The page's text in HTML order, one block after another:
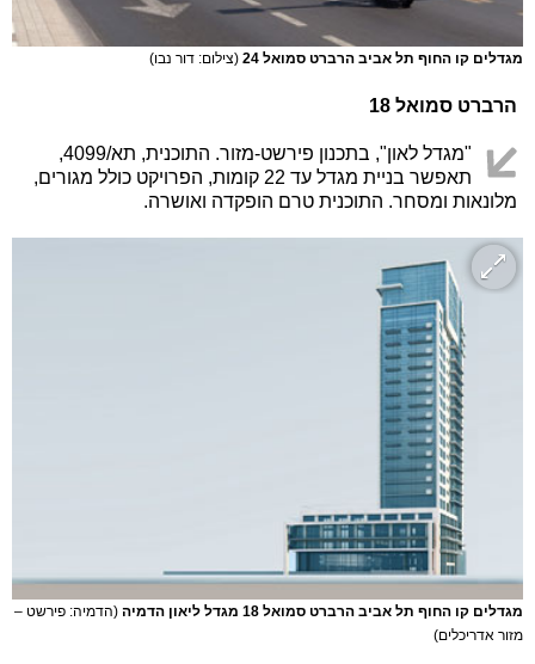
מגדלים קו החוף תל אביב הרברט סמואל 24 (צילום: דור נבו)
הרברט סמואל 18
"מגדל לאון", בתכנון פירשט-מזור. התוכנית, תא/4099,
תאפשר בניית מגדל עד 22 קומות, הפרויקט כולל מגורים,
מלונאות ומסחר. התוכנית טרם הופקדה ואושרה.
מגדלים קו החוף תל אביב הרברט סמואל 18 מגדל ליאון הדמיה
(הדמיה: פירשט –
מזור אדריכלים)